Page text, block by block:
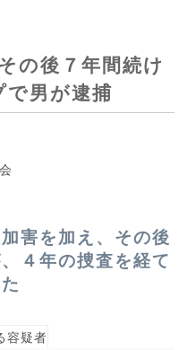
の後７年間続け
男が逮捕
害を加え、その後
４年の捜査を経て